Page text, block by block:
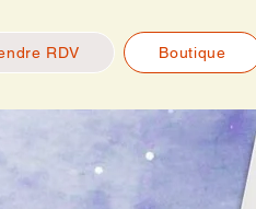
RDV Boutique